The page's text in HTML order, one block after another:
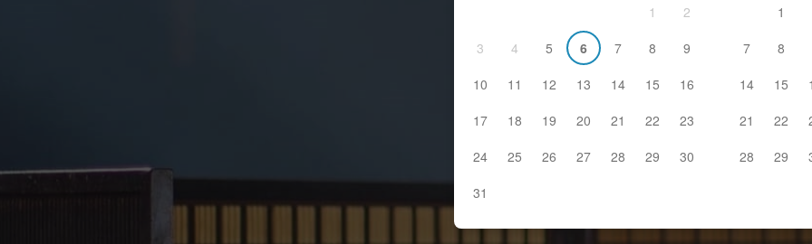
1
2
3
4 5 6 7 8
9
10
11 12 13 14 15
16
17
18 19 20 21 22
23
24
25 26 27 28 29
30
31
1
7
8
14
15
21
22
28
29